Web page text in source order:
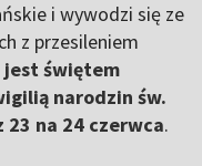
i wywodzi się ze
z przesileniem
jest świętem
narodzin św.
na 24 czerwca.